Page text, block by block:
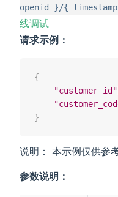
openid }/{
线调试
请求示例：
{
"customer_id"
}
说明： 本示例仅供参
参数说明：